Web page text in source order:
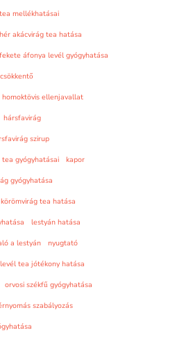
mellékhatásai
akácvirág tea hatása
fekete áfonya levél gyógyhatása
homoktövis ellenjavallat
hársfavirág
szirup
gyógyhatásai
kapor
gyógyhatása
körömvirág tea hatása
lestyán hatása
a lestyán
nyugtató
tea jótékony hatása
orvosi székfű gyógyhatása
szabályozás